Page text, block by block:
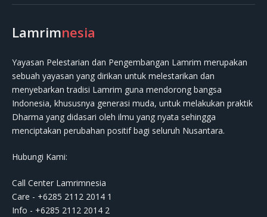
Lamrimnesia
Yayasan Pelestarian dan Pengembangan Lamrim merupakan
sebuah yayasan yang dirikan untuk melestarikan dan
menyebarkan tradisi Lamrim guna mendorong bangsa
Indonesia, khususnya generasi muda, untuk melakukan praktik
Dharma yang didasari oleh ilmu yang nyata sehingga
menciptakan perubahan positif bagi seluruh Nusantara.
Hubungi Kami:
Call Center Lamrimnesia
Care - +6285 2112 2014 1
Info - +6285 2112 2014 2